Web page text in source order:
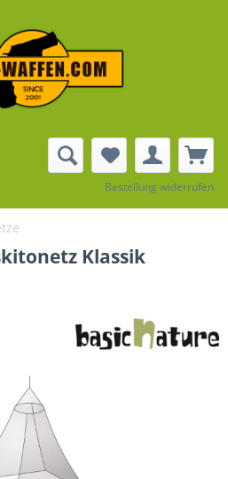
Bestellung widerrufen
Klassik